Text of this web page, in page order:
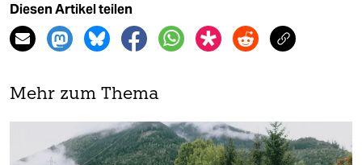
Diesen Artikel teilen
Mehr zum Thema